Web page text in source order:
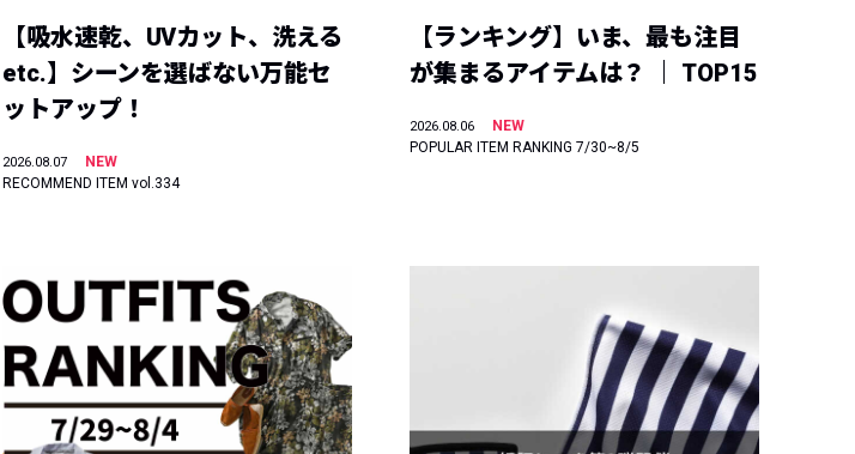
【吸水速乾、UVカット、洗える
etc.】シーンを選ばない万能セ
ットアップ！
2026.08.07
NEW
RECOMMEND ITEM vol.334
【ランキング】いま、最も注目
が集まるアイテムは？ ｜ TOP15
2026.08.06
NEW
POPULAR ITEM RANKING 7/30~8/5